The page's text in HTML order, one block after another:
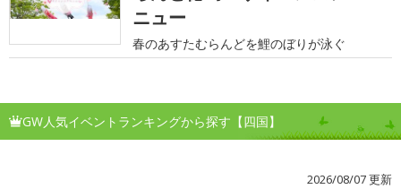
ニュー
春のあすたむらんどを鯉のぼりが泳ぐ
GW人気イベントランキングから探す【四国】
2026/08/07 更新